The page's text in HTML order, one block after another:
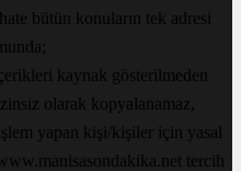
bütün konuların tek adresi
kaynak gösterilmeden
olarak kopyalanamaz,
yapan kişi/kişiler için yasal
tercih